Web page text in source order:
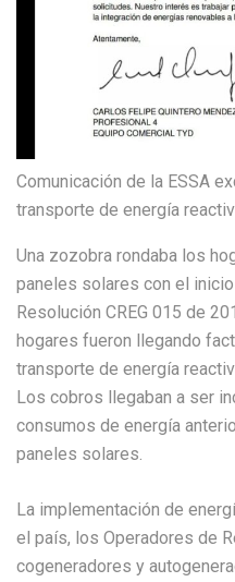
Comunicación de la ESSA
transporte de energía
Una zozobra rondaba los
paneles solares con el
Resolución CREG 015 de
hogares fueron llegando
transporte de energía
Los cobros llegaban a ser
consumos de energía
paneles solares.
La implementación de
el país, los Operadores de
cogeneradores y